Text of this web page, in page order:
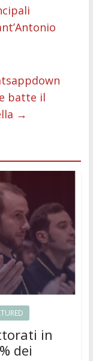
e
dI vi
batte il
→
in
dei